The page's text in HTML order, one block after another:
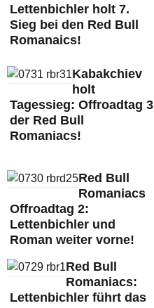
Lettenbichler holt 7.
Sieg bei den Red Bull
Romanaics!
Kabakchiev
holt
Tagessieg: Offroadtag 3
der Red Bull
Romaniacs!
Red Bull
Romaniacs
Offroadtag 2:
Lettenbichler und
Roman weiter vorne!
Red Bull
Romaniacs:
Lettenbichler führt das